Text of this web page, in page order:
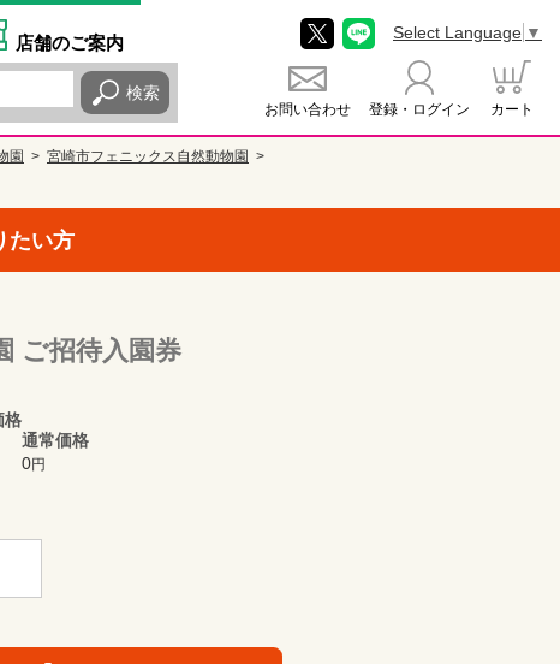
店舗のご案内
検索
お問い合わせ 登録・ログイン カート
Select Language ▼
園
宮崎市フェニックス自然動物園
たい方
ご招待入園券
格
通常価格
0円